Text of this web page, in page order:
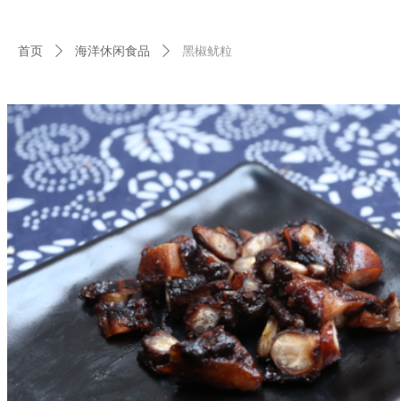
首页 ꄲ 海洋休闲食品 ꄲ 黑椒鱿粒